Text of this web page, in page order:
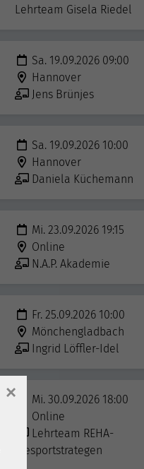
Lehrteam Gisela Riedel
Sa. 19.09.2026 09:00
Hannover
Jens Brünjes
Sa. 19.09.2026 10:00
Hannover
Daniela Küchemann
Mi. 23.09.2026 19:15
Online
N.A.P. Akademie
Fr. 25.09.2026 10:00
Mönchengladbach
Ingrid Löffler-Idel
Mi. 30.09.2026 18:00
Online
Lehrteam REHA-
diesportstrategen
×